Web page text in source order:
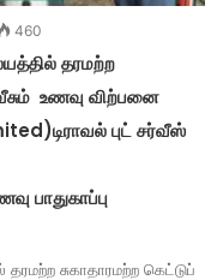
460
தரமற்ற
உணவு விற்பனை
புட் சர்வீஸ்
பாதுகாப்பு
சுகாதாரமற்ற கெட்டுப்